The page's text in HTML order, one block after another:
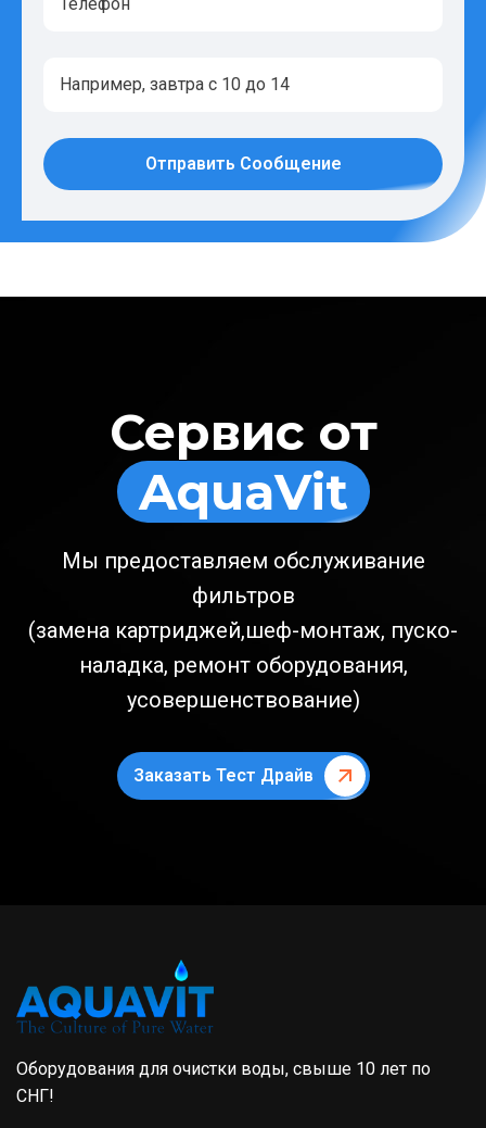
Отправить Сообщение
Сервис от
AquaVit
Мы предоставляем обслуживание
фильтров
(замена картриджей,шеф-монтаж, пуско-
наладка, ремонт оборудования,
усовершенствование)
Заказать Тест Драйв
Оборудования для очистки воды, свыше 10 лет по
СНГ!